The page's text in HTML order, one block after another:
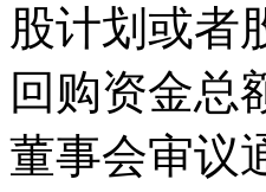
股计划或者
回购资金总
董事会审议